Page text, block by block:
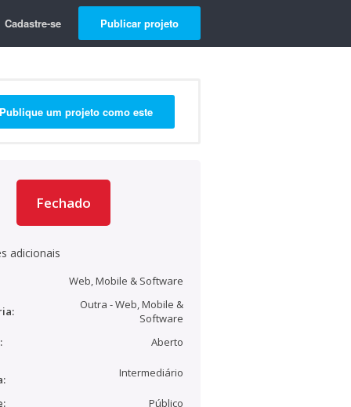
Cadastre-se Publicar projeto
Publique um projeto como este
Fechado
adicionais
Web, Mobile & Software
Outra - Web, Mobile &
Software
Aberto
Intermediário
Público